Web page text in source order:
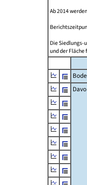
Ab 2014
Die Siedlungs-
und der Fläche